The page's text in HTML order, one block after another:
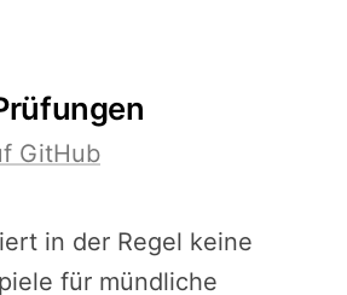
GitHub
in der Regel keine
für mündliche